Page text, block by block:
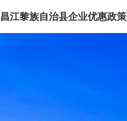
昌江黎族自治县企业优惠政策